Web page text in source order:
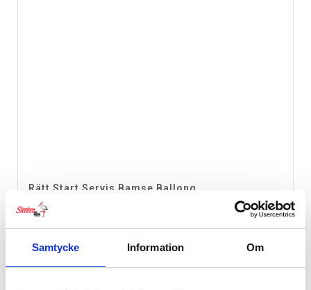
Samtycke Information Om
Rätt Start Servis Bamse Ballong
349